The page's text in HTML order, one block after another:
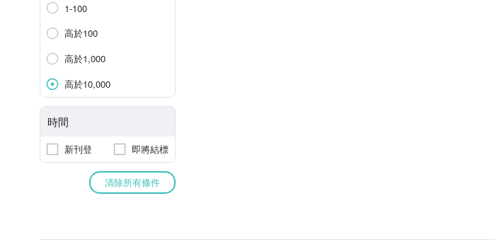
1-100
高於100
高於1,000
高於10,000
時間
新刊登 即將結標
清除所有條件